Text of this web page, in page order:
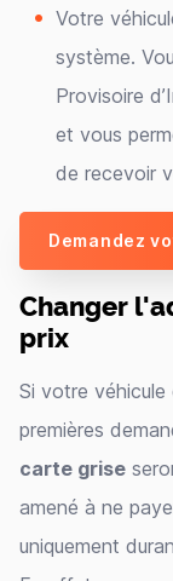
Votre
système.
Provisoire
et vous
de recevoir
Demandez
Changer
prix
Si votre véhicule
premières
carte grise
amené à ne
uniquement